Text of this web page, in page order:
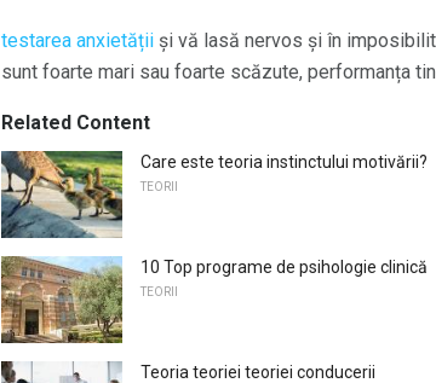
testarea anxietății și vă lasă nervos și în
sunt foarte mari sau foarte scăzute, performanța
Related Content
Care este teoria instinctului motivării?
TEORII
10 Top programe de psihologie clinică
TEORII
Teoria teoriei teoriei conducerii